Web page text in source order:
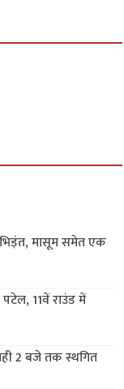
भिड़ंत, मासूम समेत एक
11वें राउंड में
2 बजे तक स्थगित